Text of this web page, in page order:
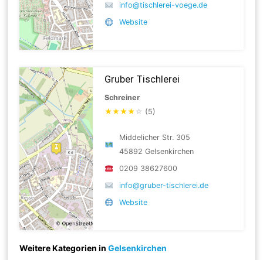
info@tischlerei-voege.de
Website
Gruber Tischlerei
Schreiner
★★★★ ☆ (5)
Middelicher Str. 305
45892 Gelsenkirchen
0209 38627600
info@gruber-tischlerei.de
Website
Weitere Kategorien inGelsenkirchen